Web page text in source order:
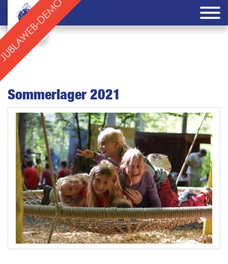
Sommerlager 2021